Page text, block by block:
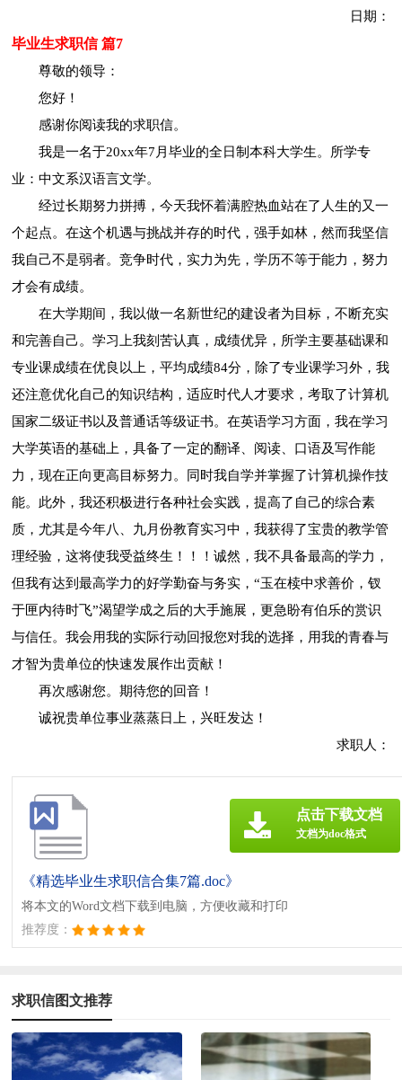
日期：
毕业生求职信 篇7
尊敬的领导：
您好！
感谢你阅读我的求职信。
我是一名于20xx年7月毕业的全日制本科大学生。所学专
业：中文系汉语言文学。
经过长期努力拼搏，今天我怀着满腔热血站在了人生的又一
个起点。在这个机遇与挑战并存的时代，强手如林，然而我坚信
我自己不是弱者。竞争时代，实力为先，学历不等于能力，努力
才会有成绩。
在大学期间，我以做一名新世纪的建设者为目标，不断充实
和完善自己。学习上我刻苦认真，成绩优异，所学主要基础课和
专业课成绩在优良以上，平均成绩84分，除了专业课学习外，我
还注意优化自己的知识结构，适应时代人才要求，考取了计算机
国家二级证书以及普通话等级证书。在英语学习方面，我在学习
大学英语的基础上，具备了一定的翻译、阅读、口语及写作能
力，现在正向更高目标努力。同时我自学并掌握了计算机操作技
能。此外，我还积极进行各种社会实践，提高了自己的综合素
质，尤其是今年八、九月份教育实习中，我获得了宝贵的教学管
理经验，这将使我受益终生！！！诚然，我不具备最高的学力，
但我有达到最高学力的好学勤奋与务实，“玉在椟中求善价，钗
于匣内待时飞”渴望学成之后的大手施展，更急盼有伯乐的赏识
与信任。我会用我的实际行动回报您对我的选择，用我的青春与
才智为贵单位的快速发展作出贡献！
再次感谢您。期待您的回音！
诚祝贵单位事业蒸蒸日上，兴旺发达！
求职人：
《精选毕业生求职信合集7篇.doc》
将本文的Word文档下载到电脑，方便收藏和打印
推荐度：
点击下载文档
文档为doc格式
求职信图文推荐